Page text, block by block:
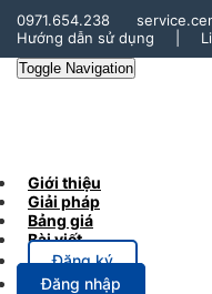
0971.654.238
Hướng dẫn sử dụng
Toggle Navigation
Giới thiệu
Giải pháp
Bảng giá
Bài viết
Đăng ký
Đăng nhập